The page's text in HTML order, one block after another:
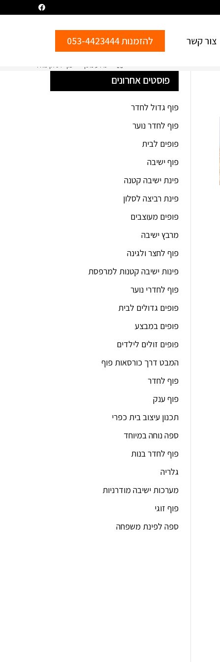
צור קשר להזמנות 053-4423444
מידע נוסף פוף לסלון מחיר
פוסטים אחרונים
פוף גדול לחדר
פוף לחדר נוער
פופים לבית
פוף ישיבה
פינת ישיבה קטנה
פינת רביצה לסלון
פופים מעוצבים
מרבץ ישיבה
פוף לחצר ולגינה
פינות ישיבה קטנות למרפסת
פוף לחדרי נוער
פופים גדולים לבית
פופים במבצע
פופים זולים לילדים
המבט דרך כורסאות פוף
פוף לחדר
פוף ענק
תכנון עיצוב בית כפרי
ספה נוחה במיוחד
פוף לחדר בנות
גלריה
מערכות ישיבה מודרניות
פוף זוגי
ספה לפינת משפחה